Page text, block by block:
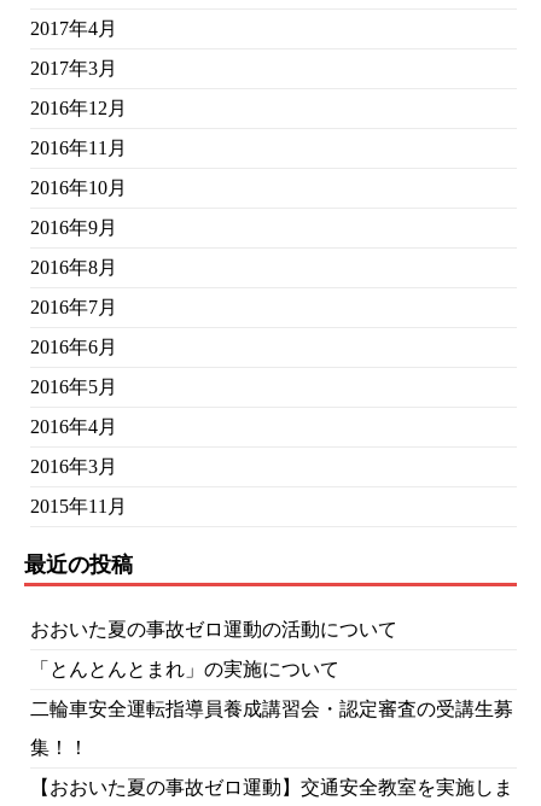
2017年4月
2017年3月
2016年12月
2016年11月
2016年10月
2016年9月
2016年8月
2016年7月
2016年6月
2016年5月
2016年4月
2016年3月
2015年11月
最近の投稿
おおいた夏の事故ゼロ運動の活動について
「とんとんとまれ」の実施について
二輪車安全運転指導員養成講習会・認定審査の受講生募
集！！
【おおいた夏の事故ゼロ運動】交通安全教室を実施しま